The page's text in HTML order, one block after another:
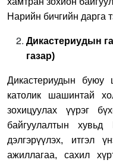
Нарийн бичгийн дарга
Дикастериудын
газар)
Дикастериудын буюу
католик шашинтай
зохицуулах үүрэг
байгуулалтын
дэлгэрүүлэх, итгэл
ажиллагаа, сахил